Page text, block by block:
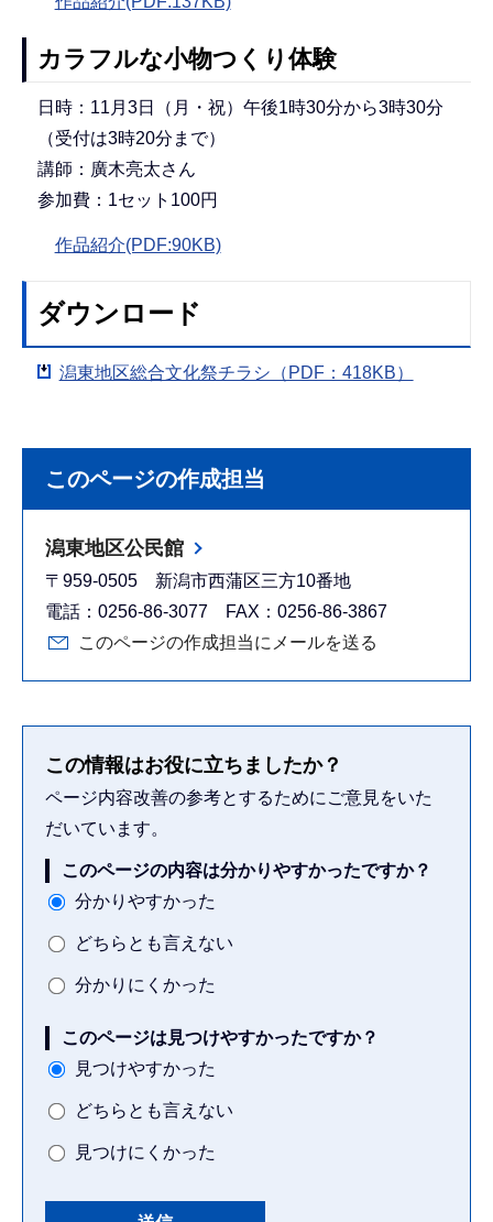
カラフルな小物つくり体験
日時：11月3日（月・祝）午後1時30分から3時30分
（受付は3時20分まで）
講師：廣木亮太さん
参加費：1セット100円
作品紹介(PDF:90KB)
ダウンロード
潟東地区総合文化祭チラシ（PDF：418KB）
このページの作成担当
潟東地区公民館
〒959-0505 新潟市西蒲区三方10番地
電話：0256-86-3077 FAX：0256-86-3867
このページの作成担当にメールを送る
この情報はお役に立ちましたか？
ページ内容改善の参考とするためにご意見をいた
だいています。
このページの内容は分かりやすかったですか？
分かりやすかった
どちらとも言えない
分かりにくかった
このページは見つけやすかったですか？
見つけやすかった
どちらとも言えない
見つけにくかった